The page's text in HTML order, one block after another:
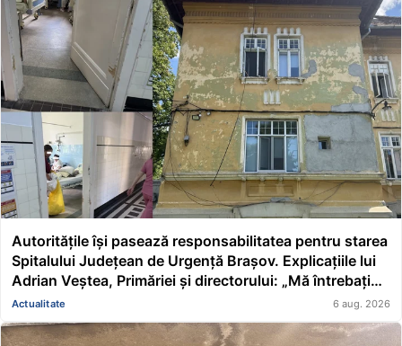
Autoritățile își pasează responsabilitatea pentru starea
Spitalului Județean de Urgență Brașov. Explicațiile lui
Adrian Veștea, Primăriei și directorului: „Mă întrebați
pe mine de ce nu s-au renovat în ultimii 36 de ani?”
Actualitate 6 aug. 2026